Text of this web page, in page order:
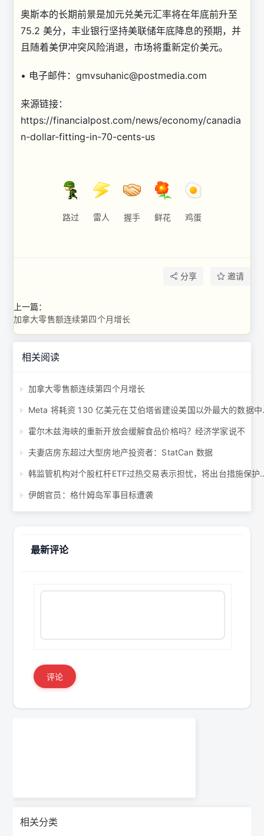
奥斯本的长期前景是加元兑美元汇率将在年底前升至
75.2 美分，丰业银行坚持美联储年底降息的预期，并
且随着美伊冲突风险消退，市场将重新定价美元。
• 电子邮件： gmvsuhanic@postmedia.com
来源链接：
https://financialpost.com/news/economy/canadia
n-dollar-fitting-in-70-cents-us
路过 雷人 握手 鲜花 鸡蛋
分享 邀请
上一篇：
加拿大零售额连续第四个月增长
相关阅读
加拿大零售额连续第四个月增长
Meta 将
霍尔木兹海峡的重新开放会缓解食品价格吗？经济学家说不
夫妻店房东超过大型房地产投资者：StatCan 数据
韩监管机构对个股杠
伊朗官员：格什姆岛军事目标遭袭
最新评论
评论
相关分类